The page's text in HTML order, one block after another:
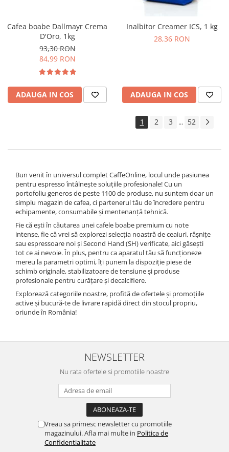
Cafea boabe Dallmayr Crema
D'Oro, 1kg
93,30 RON
84,99 RON
ADAUGA IN COS
Inalbitor Creamer ICS, 1 kg
28,36 RON
ADAUGA IN COS
1 2 3 ... 52
Bun venit în universul complet CaffeOnline, locul unde pasiunea
pentru espresso întâlnește soluțiile profesionale! Cu un
portofoliu generos de peste 1100 de produse, nu suntem doar un
simplu magazin de cafea, ci partenerul tău de încredere pentru
echipamente, consumabile și mentenanță tehnică.
Fie că ești în căutarea unei cafele boabe premium cu note
intense, fie că vrei să explorezi selecția noastră de ceaiuri, râșnițe
sau espressoare noi și Second Hand (SH) verificate, aici găsești
tot ce ai nevoie. În plus, pentru ca aparatul tău să funcționeze
mereu la parametri optimi, îți punem la dispoziție piese de
schimb originale, stabilizatoare de tensiune și produse
profesionale pentru curățare și decalcifiere.
Explorează categoriile noastre, profită de ofertele și promoțiile
active și bucură-te de livrare rapidă direct din stocul propriu,
oriunde în România!
NEWSLETTER
Nu rata ofertele si promotiile noastre
Vreau sa primesc newsletter cu promotiile
magazinului. Afla mai multe in Politica de
Confidentialitate